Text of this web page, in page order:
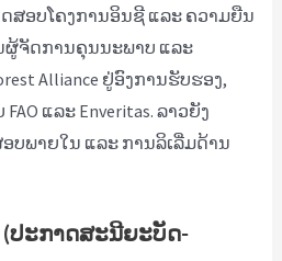
ສອບໂຄງການອິນຊີ ແລະ ຄວາມຍືນ
ຜູ້ຈັດການຄຸນນະພາບ ແລະ
Alliance ຢູ່ອົງການຮັບຮອງ,
ແລະ Enveritas. ລາວຍັງ
ພາຍໃນ ແລະ ການລິເລີ່ມດ້ານ
(ປະກາດສະນີຍະບັດ-